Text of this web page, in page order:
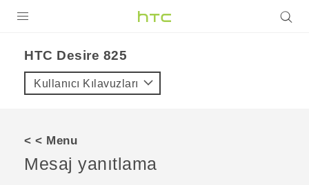
VIVE
VIVERSE
HTC Desire 825‎
Kullanıcı Kılavuzları
< < Menu
Mesaj yanıtlama